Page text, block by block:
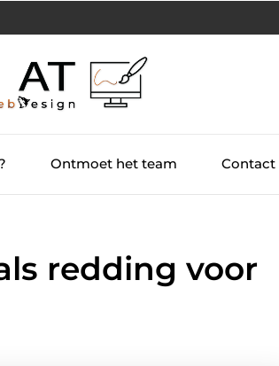
Ontmoet het team Contact
redding voor